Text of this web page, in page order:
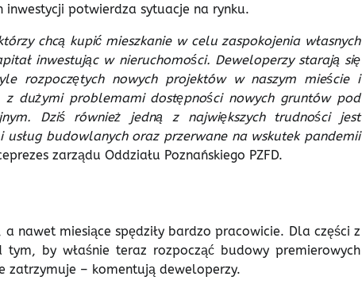
potwierdza sytuacje na rynku.
chcą kupić mieszkanie w celu zaspokojenia własnych
inwestując w nieruchomości. Deweloperzy starają się
rozpoczętych nowych projektów w naszym mieście i
dużymi problemami dostępności nowych gruntów pod
Dziś również jedną z największych trudności jest
budowlanych oraz przerwane na wskutek pandemii
zarządu Oddziału Poznańskiego PZFD.
nawet miesiące spędziły bardzo pracowicie. Dla części z
by właśnie teraz rozpocząć budowy premierowych
zatrzymuje – komentują deweloperzy.